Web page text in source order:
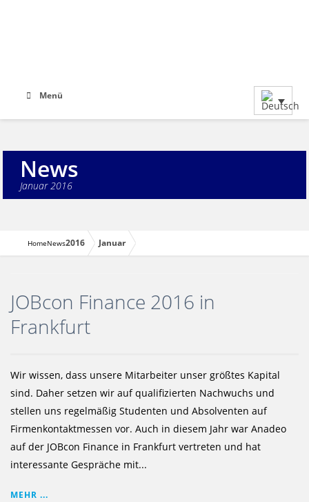
Menü
News
Januar 2016
HomeNews2016 Januar
JOBcon Finance 2016 in
Frankfurt
Wir wissen, dass unsere Mitarbeiter unser größtes Kapital
sind. Daher setzen wir auf qualifizierten Nachwuchs und
stellen uns regelmäßig Studenten und Absolventen auf
Firmenkontaktmessen vor. Auch in diesem Jahr war Anadeo
auf der JOBcon Finance in Frankfurt vertreten und hat
interessante Gespräche mit...
MEHR ...